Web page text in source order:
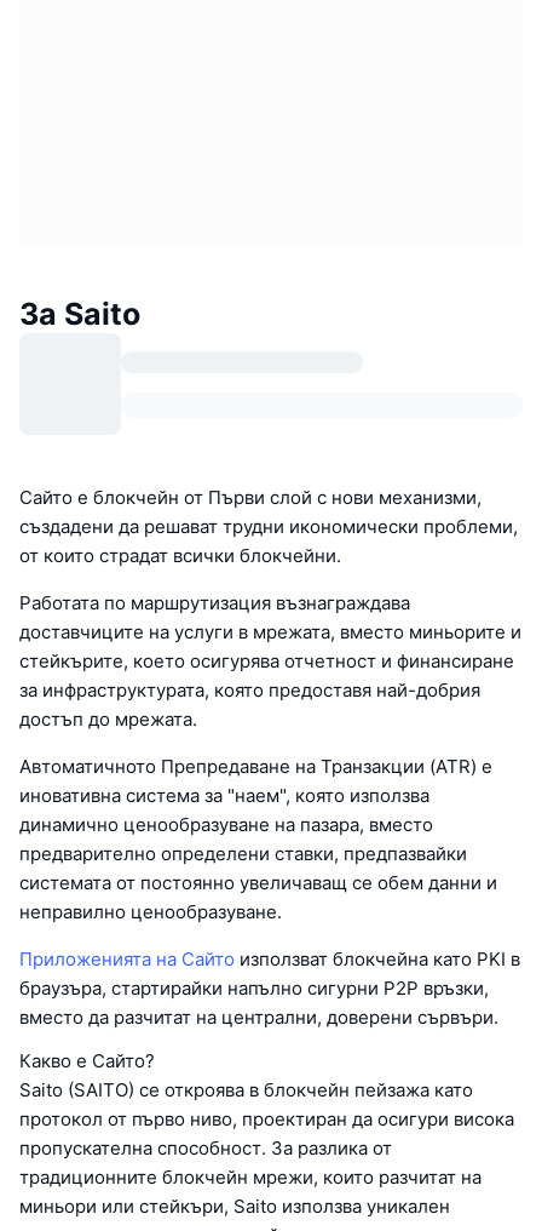
За Saito
Сайто е блокчейн от Първи слой с нови механизми,
създадени да решават трудни икономически проблеми,
от които страдат всички блокчейни.
Работата по маршрутизация възнаграждава
доставчиците на услуги в мрежата, вместо миньорите и
стейкърите, което осигурява отчетност и финансиране
за инфраструктурата, която предоставя най-добрия
достъп до мрежата.
Автоматичното Препредаване на Транзакции (ATR) е
иновативна система за "наем", която използва
динамично ценообразуване на пазара, вместо
предварително определени ставки, предпазвайки
системата от постоянно увеличаващ се обем данни и
неправилно ценообразуване.
Приложенията на Сайто използват блокчейна като PKI в
браузъра, стартирайки напълно сигурни P2P връзки,
вместо да разчитат на централни, доверени сървъри.
Какво е Сайто?
Saito (SAITO) се откроява в блокчейн пейзажа като
протокол от първо ниво, проектиран да осигури висока
пропускателна способност. За разлика от
традиционните блокчейн мрежи, които разчитат на
миньори или стейкъри, Saito използва уникален